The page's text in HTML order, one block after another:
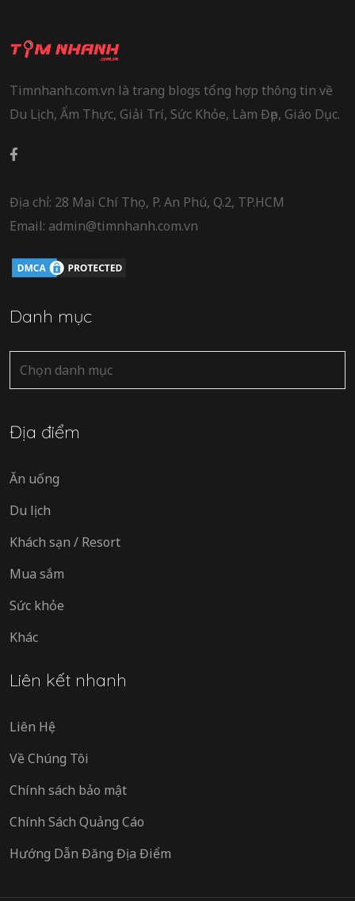
Timnhanh.com.vn là trang blogs tổng hợp thông tin về
Du Lịch, Ẩm Thực, Giải Trí, Sức Khỏe, Làm Đẹp, Giáo Dục.
Địa chỉ: 28 Mai Chí Thọ, P. An Phú, Q.2, TP.HCM
Email: admin@timnhanh.com.vn
Danh mục
Danh
mục
Địa điểm
Ăn uống
Du lịch
Khách sạn / Resort
Mua sắm
Sức khỏe
Khác
Liên kết nhanh
Liên Hệ
Về Chúng Tôi
Chính sách bảo mật
Chính Sách Quảng Cáo
Hướng Dẫn Đăng Địa Điểm